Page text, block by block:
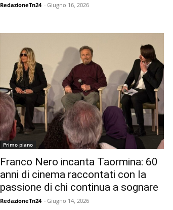
RedazioneTn24 - Giugno 16, 2026
Primo piano
Franco Nero incanta Taormina: 60
anni di cinema raccontati con la
passione di chi continua a sognare
RedazioneTn24 - Giugno 14, 2026